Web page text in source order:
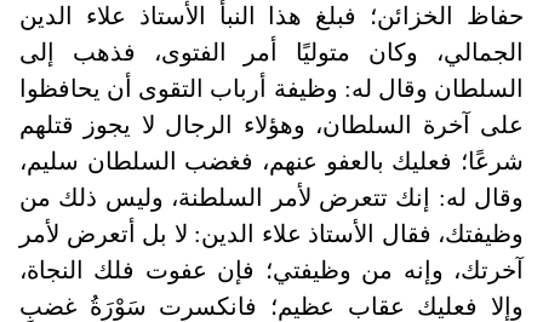
حفاظ الخزائن؛ فبلغ هذا النبأ الأستاذ علاء الدين
الجمالي، وكان متوليًا أمر الفتوى، فذهب إلى
السلطان وقال له: وظيفة أرباب التقوى أن يحافظوا
على آخرة السلطان، وهؤلاء الرجال لا يجوز قتلهم
شرعًا؛ فعليك بالعفو عنهم، فغضب السلطان سليم،
وقال له: إنك تتعرض لأمر السلطنة، وليس ذلك من
وظيفتك، فقال الأستاذ علاء الدين: لا بل أتعرض لأمر
آخرتك، وإنه من وظيفتي؛ فإن عفوت فلك النجاة،
وإلا فعليك عقاب عظيم؛ فانكسرت سَوْرَةُ غضبِ